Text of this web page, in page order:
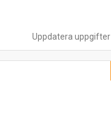
Uppdatera uppgifter